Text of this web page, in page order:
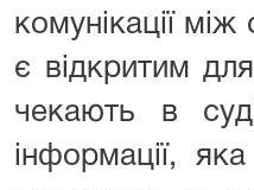
комунікації
є відкритим
чекають в
інформації,